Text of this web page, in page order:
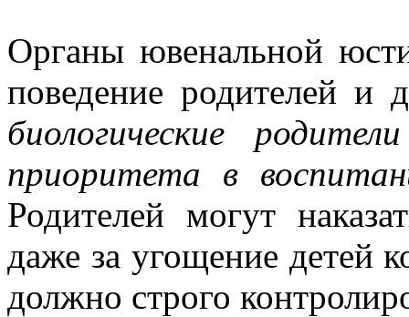
Органы ювенальной
поведение родителей и
биологические
приоритета в
Родителей могут
даже за угощение детей
должно строго